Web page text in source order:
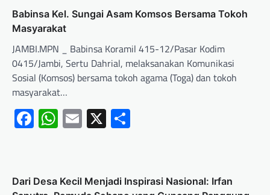
Babinsa Kel. Sungai Asam Komsos Bersama Tokoh
Masyarakat
JAMBI.MPN _ Babinsa Koramil 415-12/Pasar Kodim
0415/Jambi, Sertu Dahrial, melaksanakan Komunikasi
Sosial (Komsos) bersama tokoh agama (Toga) dan tokoh
masyarakat…
Facebook
WhatsApp
Email
X
Dari Desa Kecil Menjadi Inspirasi Nasional: Irfan